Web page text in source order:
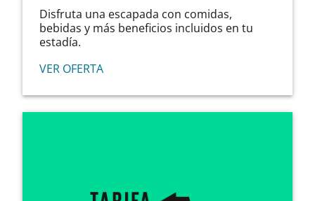
Disfruta una escapada con comidas,
bebidas y más beneficios incluidos en tu
estadía.
VER OFERTA